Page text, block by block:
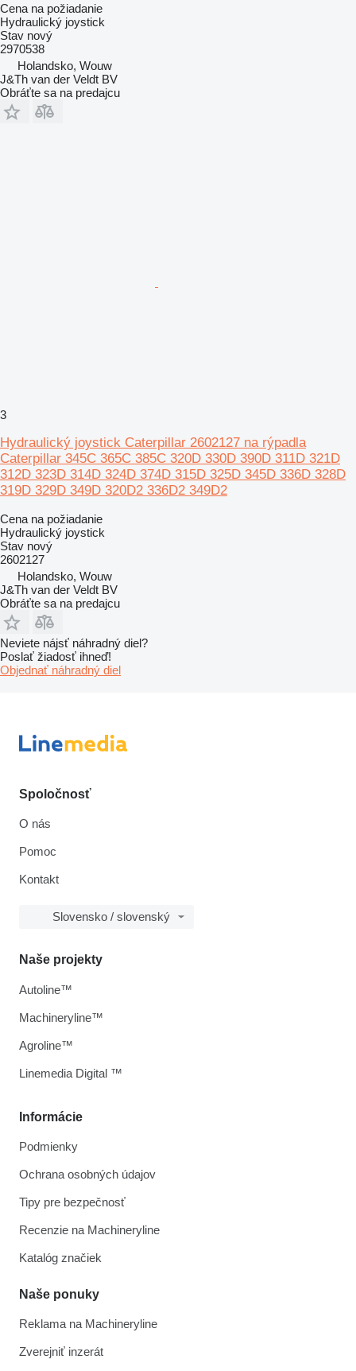
Cena na požiadanie
Hydraulický joystick
Stav nový
2970538
Holandsko, Wouw
J&Th van der Veldt BV
Obráťte sa na predajcu
3
Hydraulický joystick Caterpillar 2602127 na rýpadla
Caterpillar 345C 365C 385C 320D 330D 390D 311D 321D
312D 323D 314D 324D 374D 315D 325D 345D 336D 328D
319D 329D 349D 320D2 336D2 349D2
Cena na požiadanie
Hydraulický joystick
Stav nový
2602127
Holandsko, Wouw
J&Th van der Veldt BV
Obráťte sa na predajcu
Neviete nájsť náhradný diel?
Poslať žiadosť ihneď!
Objednať náhradný diel
Spoločnosť
O nás
Pomoc
Kontakt
Slovensko / slovenský
Informácie
Podmienky
Ochrana osobných údajov
Tipy pre bezpečnosť
Recenzie na Machineryline
Katalóg značiek
Naše ponuky
Reklama na Machineryline
Zverejniť inzerát
Naše projekty
Autoline™
Machineryline™
Agroline™
Linemedia Digital ™